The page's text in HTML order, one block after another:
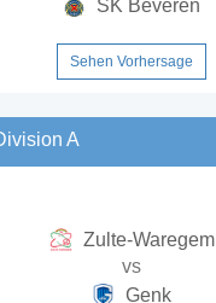
SK Beveren
Sehen Vorhersage
A
Zulte-Waregem
vs
Genk